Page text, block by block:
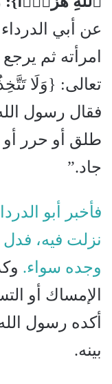
عن أبي
امرأته ثم
تعالى: {وَلَا
فقال رسول
طلق أو حرر أو
جاد.”
فأخبر أبو
نزلت فيه،
وجده سواء.
الإمساك أو
أكده رسول
بينه.